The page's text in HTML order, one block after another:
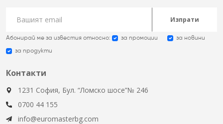
Изпрати
Абонирай ме за известия относно: за промоции за новини
за продукти
Контакти
1231 София, Бул. “Ломско шосе”№ 246
0700 44 155
info@euromasterbg.com